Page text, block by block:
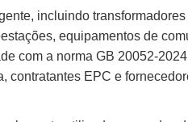
incluindo
equipamentos de
com a norma GB 20052-
contratantes EPC e